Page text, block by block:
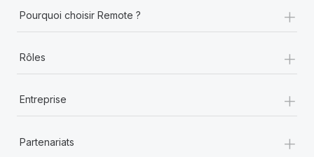
Pourquoi choisir Remote ? +
Rôles +
Entreprise +
Partenariats +